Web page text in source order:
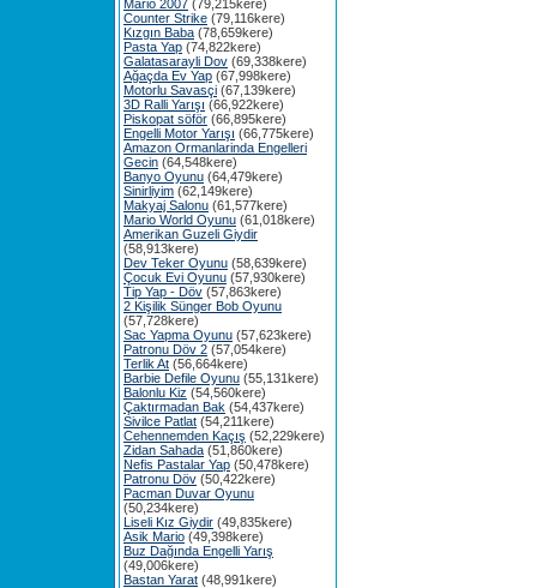
Mario 2007 (79,215kere)
Counter Strike (79,116kere)
Kızgın Baba (78,659kere)
Pasta Yap (74,822kere)
Galatasarayli Dov (69,338kere)
Ağaçda Ev Yap (67,998kere)
Motorlu Savasçi (67,139kere)
3D Ralli Yarışı (66,922kere)
Piskopat söför (66,895kere)
Engelli Motor Yarışı (66,775kere)
Amazon Ormanlarinda Engelleri
Gecin (64,548kere)
Banyo Oyunu (64,479kere)
Sinirliyim (62,149kere)
Makyaj Salonu (61,577kere)
Mario World Oyunu (61,018kere)
Amerikan Guzeli Giydir
(58,913kere)
Dev Teker Oyunu (58,639kere)
Çocuk Evi Oyunu (57,930kere)
Tip Yap - Döv (57,863kere)
2 Kişilik Sünger Bob Oyunu
(57,728kere)
Sac Yapma Oyunu (57,623kere)
Patronu Döv 2 (57,054kere)
Terlik At (56,664kere)
Barbie Defile Oyunu (55,131kere)
Balonlu Kiz (54,560kere)
Çaktırmadan Bak (54,437kere)
Sivilce Patlat (54,211kere)
Cehennemden Kaçış (52,229kere)
Zidan Sahada (51,860kere)
Nefis Pastalar Yap (50,478kere)
Patronu Döv (50,422kere)
Pacman Duvar Oyunu
(50,234kere)
Liseli Kız Giydir (49,835kere)
Asik Mario (49,398kere)
Buz Dağında Engelli Yarış
(49,006kere)
Bastan Yarat (48,991kere)